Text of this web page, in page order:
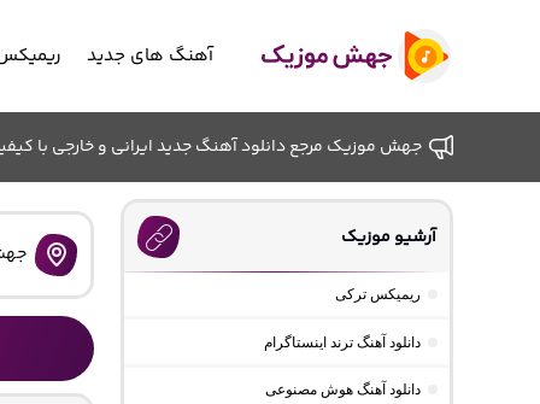
آهنگ های جدید
جهش موزیک مرجع دانلود آهنگ جدید ایرانی و خارجی با
آرشیو موزیک
ریمیکس ترکی
دانلود آهنگ ترند اینستاگرام
دانلود آهنگ هوش مصنوعی